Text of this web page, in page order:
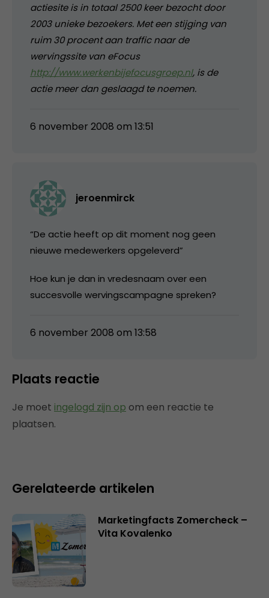
actiesite is in totaal 2500 keer bezocht door
2003 unieke bezoekers. Met een stijging van
ruim 30 procent aan traffic naar de
wervingssite van eFocus
http://www.werkenbijefocusgroep.nl, is de
actie meer dan geslaagd te noemen.
6 november 2008 om 13:51
jeroenmirck
“De actie heeft op dit moment nog geen
nieuwe medewerkers opgeleverd”
Hoe kun je dan in vredesnaam over een
succesvolle wervingscampagne spreken?
6 november 2008 om 13:58
Plaats reactie
Je moet ingelogd zijn op om een reactie te
plaatsen.
Gerelateerde artikelen
Marketingfacts Zomercheck –
Vita Kovalenko